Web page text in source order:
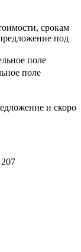
срокам
под
поле
поле
и скоро